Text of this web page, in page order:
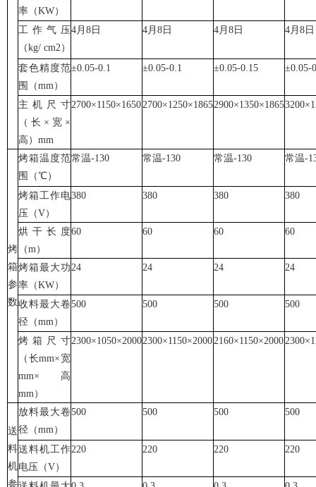
率（KW）
工作气压
（kg/ cm2）
4月8日 4月8日 4月8日 4月8日
套色精度范
围（mm）
±0.05-0.1 ±0.05-0.1 ±0.05-0.15 ±0.05-
主机尺寸
（长×宽×
高）mm
2700×1150×16502700×1250×18652900×1350×1865
烤
箱
参
数
烤箱温度范
围（℃）
常温-130 常温-130 常温-130 常温-
烤箱工作电
压（V）
380 380 380 380
烘干长度
（m）
60 60 60 60
烤箱最大功
率（KW）
24 24 24 24
收料最大卷
径（mm）
500 500 500 500
烤箱尺寸
（长mm×宽
mm×高
mm）
2300×1050×20002300×1150×20002160×1150×2000
送
料
机
参
放料最大卷
径（mm）
500 500 500 500
送料机工作
电压（V）
220 220 220 220